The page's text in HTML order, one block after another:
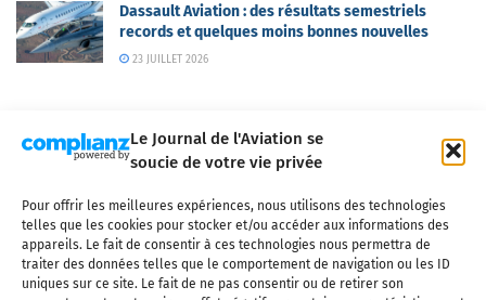
Le Journal de l'Aviation se
soucie de votre vie privée
Pour offrir les meilleures expériences, nous utilisons des technologies
telles que les cookies pour stocker et/ou accéder aux informations des
appareils. Le fait de consentir à ces technologies nous permettra de
traiter des données telles que le comportement de navigation ou les ID
uniques sur ce site. Le fait de ne pas consentir ou de retirer son
Dassault Aviation : des résultats semestriels
records et quelques moins bonnes nouvelles
23 JUILLET 2026
Qui sommes-nous ? Nous contacter
Partenaires
Mentions légales
CGV Politique de confidentialité Cookies